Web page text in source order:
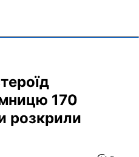
170
розкрили